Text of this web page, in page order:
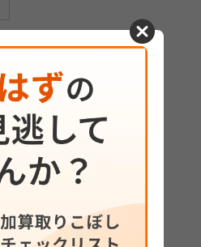
cancel